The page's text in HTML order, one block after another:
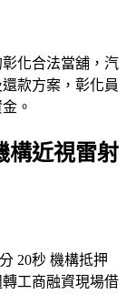
化合法當舖，汽
款方案，彰化員
。
構近視雷射
20秒 機構抵押
工商融資現場借